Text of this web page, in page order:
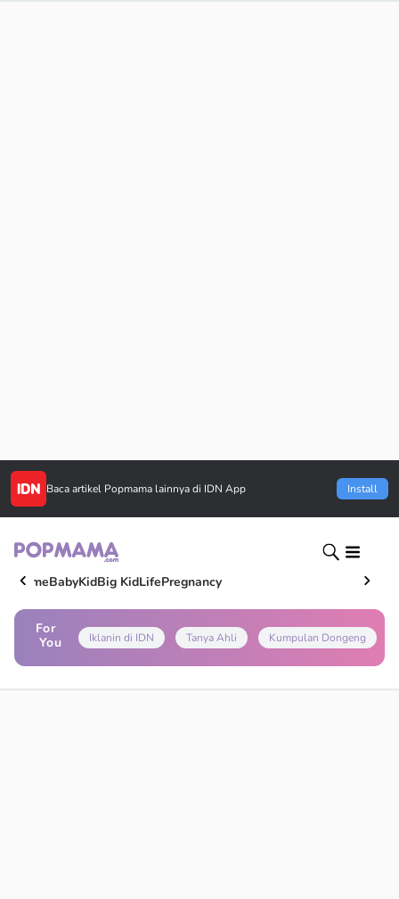
Baca artikel Popmama lainnya di IDN App Install
HomeBabyKidBig KidLifePregnancy
For
You
Iklanin di IDN Tanya Ahli Kumpulan Dongeng